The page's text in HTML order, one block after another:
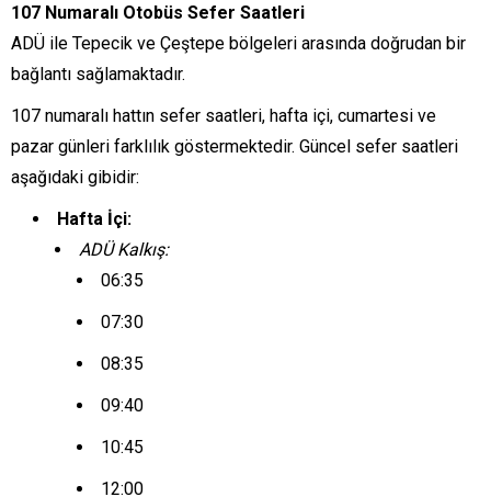
107 Numaralı Otobüs Sefer Saatleri
ADÜ ile Tepecik ve Çeştepe bölgeleri arasında doğrudan bir
bağlantı sağlamaktadır.
107 numaralı hattın sefer saatleri, hafta içi, cumartesi ve
pazar günleri farklılık göstermektedir. Güncel sefer saatleri
aşağıdaki gibidir:
Hafta İçi:
ADÜ Kalkış:
06:35
07:30
08:35
09:40
10:45
12:00